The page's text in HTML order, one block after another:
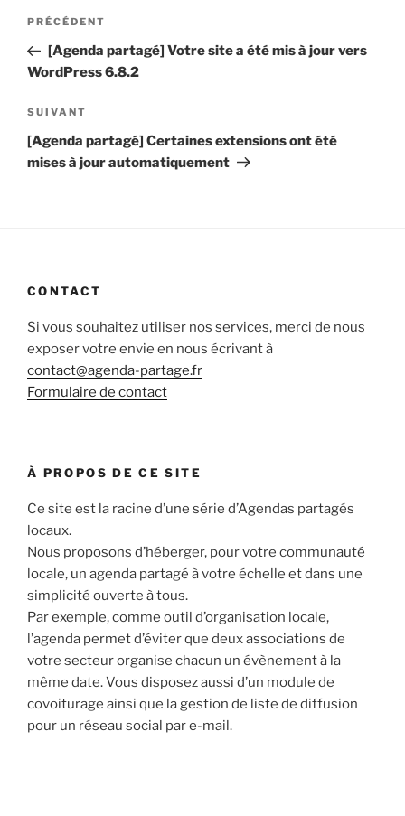
Navigation
l’article
Article
précédent
PRÉCÉDENT
[Agenda partagé] Votre site a été mis à jour vers
WordPress 6.8.2
Article
suivant
SUIVANT
[Agenda partagé] Certaines extensions ont été
mises à jour automatiquement
CONTACT
Si vous souhaitez utiliser nos services, merci de nous
exposer votre envie en nous écrivant à
contact@agenda-partage.fr
Formulaire de contact
À PROPOS DE CE SITE
Ce site est la racine d’une série d’Agendas partagés
locaux.
Nous proposons d’héberger, pour votre communauté
locale, un agenda partagé à votre échelle et dans une
simplicité ouverte à tous.
Par exemple, comme outil d’organisation locale,
l’agenda permet d’éviter que deux associations de
votre secteur organise chacun un évènement à la
même date. Vous disposez aussi d’un module de
covoiturage ainsi que la gestion de liste de diffusion
pour un réseau social par e-mail.